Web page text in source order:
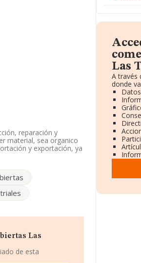
reparación y
material, sea organico
y exportación, ya
CNAE: 4341 -
CIF B45524246, está
compañías, la
euros y el promedio de
datos INFORMA
de euros. Por
la empresa, la media
es de 21 años.
Las
de esta
Las
A través
donde